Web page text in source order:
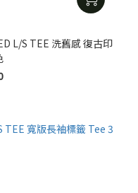
L/S TEE 洗舊感 復古印